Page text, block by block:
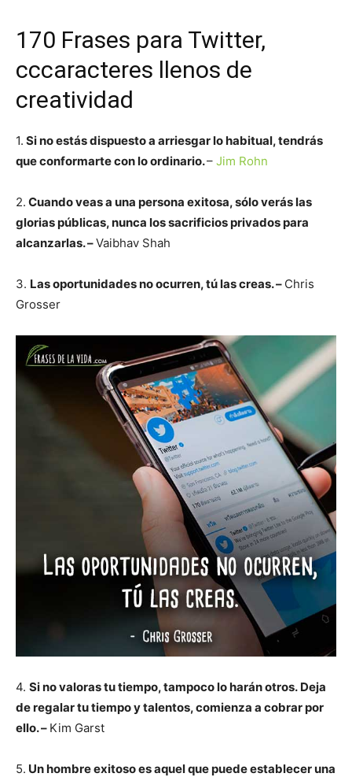
170 Frases para Twitter,
cccaracteres llenos de
creatividad
1. Si no estás dispuesto a arriesgar lo habitual, tendrás
que conformarte con lo ordinario.– Jim Rohn
2. Cuando veas a una persona exitosa, sólo verás las
glorias públicas, nunca los sacrificios privados para
alcanzarlas. –Vaibhav Shah
3. Las oportunidades no ocurren, tú las creas. – Chris
Grosser
4. Si no valoras tu tiempo, tampoco lo harán otros. Deja
de regalar tu tiempo y talentos, comienza a cobrar por
ello. – Kim Garst
5. Un hombre exitoso es aquel que puede establecer una